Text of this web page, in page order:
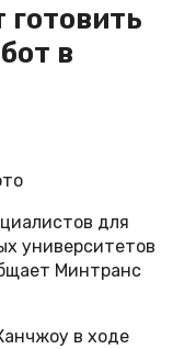
в
для
университетов
Минтранс
в ходе